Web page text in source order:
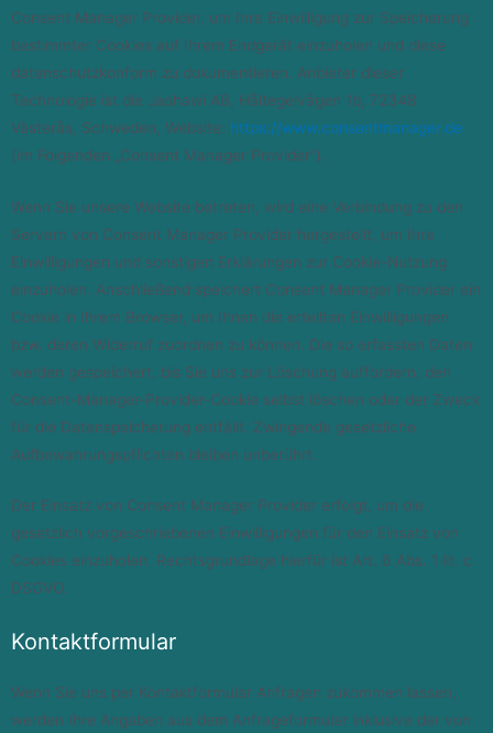
Consent Manager Provider, um Ihre Einwilligung zur Speicherung
bestimmter Cookies auf Ihrem Endgerät einzuholen und diese
datenschutzkonform zu dokumentieren. Anbieter dieser
Technologie ist die Jaohawi AB, Håltegelvägen 1b, 72348
Västerås, Schweden, Website: https://www.consentmanager.de
(im Folgenden „Consent Manager Provider“).
Wenn Sie unsere Website betreten, wird eine Verbindung zu den
Servern von Consent Manager Provider hergestellt, um Ihre
Einwilligungen und sonstigen Erklärungen zur Cookie-Nutzung
einzuholen. Anschließend speichert Consent Manager Provider ein
Cookie in Ihrem Browser, um Ihnen die erteilten Einwilligungen
bzw. deren Widerruf zuordnen zu können. Die so erfassten Daten
werden gespeichert, bis Sie uns zur Löschung auffordern, den
Consent-Manager-Provider-Cookie selbst löschen oder der Zweck
für die Datenspeicherung entfällt. Zwingende gesetzliche
Aufbewahrungspflichten bleiben unberührt.
Der Einsatz von Consent Manager Provider erfolgt, um die
gesetzlich vorgeschriebenen Einwilligungen für den Einsatz von
Cookies einzuholen. Rechtsgrundlage hierfür ist Art. 6 Abs. 1 lit. c
DSGVO.
Kontaktformular
Wenn Sie uns per Kontaktformular Anfragen zukommen lassen,
werden Ihre Angaben aus dem Anfrageformular inklusive der von